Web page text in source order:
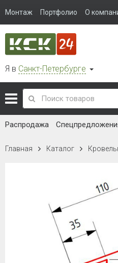
Монтаж Портфолио О
Я в Санкт-Петербурге
Распродажа
Главная Каталог